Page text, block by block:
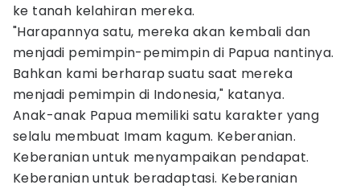
ke tanah kelahiran mereka.
"Harapannya satu, mereka akan kembali dan
menjadi pemimpin-pemimpin di Papua nantinya.
Bahkan kami berharap suatu saat mereka
menjadi pemimpin di Indonesia," katanya.
Anak-anak Papua memiliki satu karakter yang
selalu membuat Imam kagum. Keberanian.
Keberanian untuk menyampaikan pendapat.
Keberanian untuk beradaptasi. Keberanian